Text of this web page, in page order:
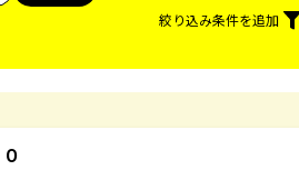
絞り込み条件を追加